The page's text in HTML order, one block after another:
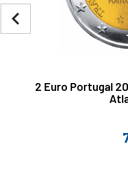
2 Euro Portugal
navigate_before